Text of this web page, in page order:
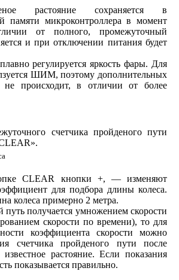
растояние сохраняется в
памяти микроконтроллера в момент
от полного, промежуточный
и при отключении питания будет
регулируется яркость фары. Для
ШИМ, поэтому дополнительных
не происходит, в отличии от более
счетчика пройденого пути
CLEAR кнопки +, — изменяют
для подбора длины колеса.
колеса примерно 2 метра.
получается умножением скорости
скорости по времени), то для
коэффициента скорости можно
счетчика пройденого пути после
растояние. Если показания
показывается правильно.